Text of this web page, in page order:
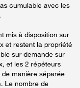
cumulable avec les
mis à disposition sur
et restent la propriété
sur demande sur
et les 2 répéteurs
manière séparée
Le nombre de